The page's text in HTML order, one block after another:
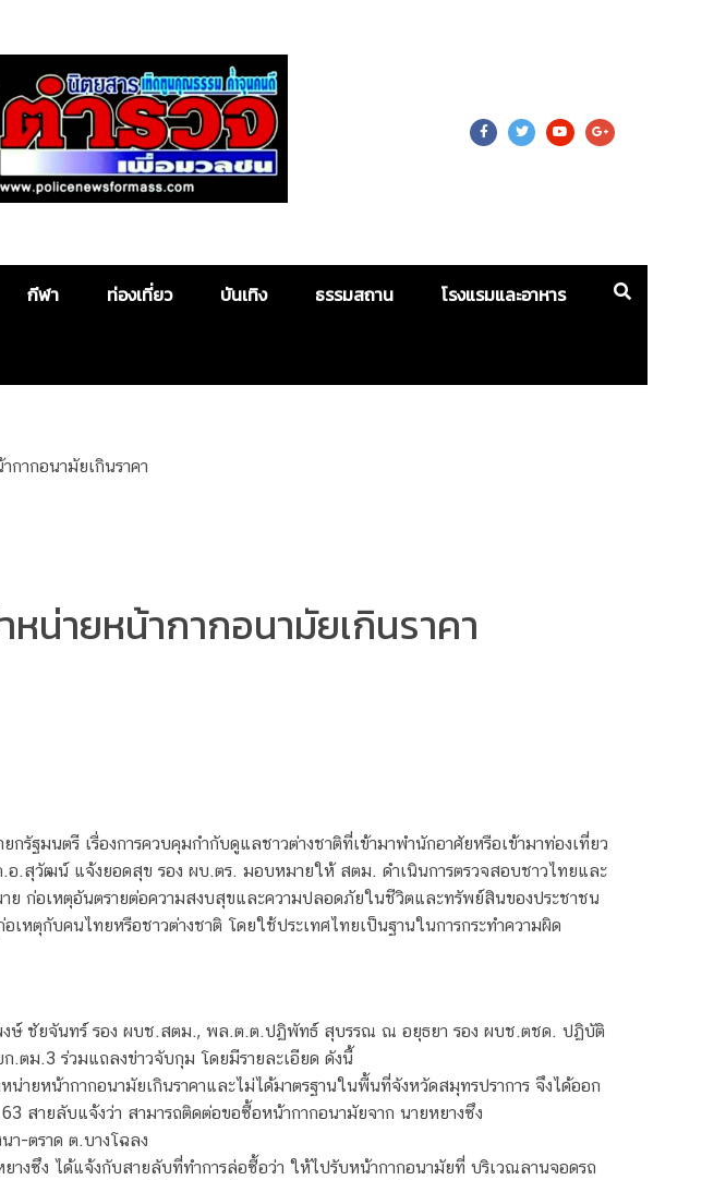
News For Mass
กีฬา ท่องเที่ยว บันเทิง ธรรมสถาน โรงแรมและอาหาร
ากอนามัยเกินราคา
น่ายหน้ากากอนามัยเกินราคา
ฐมนตรี เรื่องการควบคุมกำกับดูแลชาวต่างชาติที่เข้ามาพำนักอาศัยหรือเข้ามาท่องเที่ยว
.สุวัฒน์ แจ้งยอดสุข รอง ผบ.ตร. มอบหมายให้ สตม. ดำเนินการตรวจสอบชาวไทยและ
ก่อเหตุอันตรายต่อความสงบสุขและความปลอดภัยในชีวิตและทรัพย์สินของประชาชน
หตุกับคนไทยหรือชาวต่างชาติ โดยใช้ประเทศไทยเป็นฐานในการกระทำความผิด
ษ์ ชัยจันทร์ รอง ผบช.สตม., พล.ต.ต.ปฏิพัทธ์ สุบรรณ ณ อยุธยา รอง ผบช.ตชด. ปฏิบัติ
ตม.3 ร่วมแถลงข่าวจับกุม โดยมีรายละเอียด ดังนี้
ยหน้ากากอนามัยเกินราคาและไม่ได้มาตรฐานในพื้นที่จังหวัดสมุทรปราการ จึงได้ออก
สายลับแจ้งว่า สามารถติดต่อขอซื้อหน้ากากอนามัยจาก นายหยางซึง
า-ตราด ต.บางโฉลง
างซึง ได้แจ้งกับสายลับที่ทำการล่อซื้อว่า ให้ไปรับหน้ากากอนามัยที่ บริเวณลานจอดรถ